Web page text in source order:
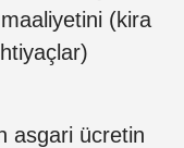
(kira
asgari ücretin